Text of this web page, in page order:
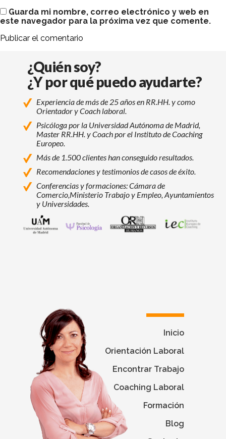
Guarda mi nombre, correo electrónico y web en
este navegador para la próxima vez que comente.
¿Quién soy?
¿Y por qué puedo ayudarte?
Experiencia de más de 25 años en RR.HH. y como
Orientador y Coach laboral.
Psicóloga por la Universidad Autónoma de Madrid,
Master RR.HH. y Coach por el Instituto de Coaching
Europeo.
Más de 1.500 clientes han conseguido resultados.
Recomendaciones y testimonios de casos de éxito.
Conferencias y formaciones: Cámara de
Comercio,Ministerio Trabajo y Empleo, Ayuntamientos
y Universidades.
Universidad Autónoma de Madrid
Facultad de Psicología - Universidad
Programas de Máster, Experto y
Instituto Europeo de
Inicio
Orientación Laboral
Encontrar Trabajo
Coaching Laboral
Formación
Blog